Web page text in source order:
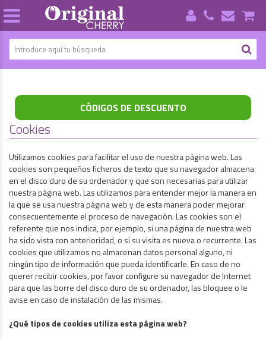
CÓDIGOS DE DESCUENTO
Cookies
Utilizamos cookies para facilitar el uso de nuestra página web. Las
cookies son pequeños ficheros de texto que su navegador almacena
en el disco duro de su ordenador y que son necesarias para utilizar
nuestra página web. Las utilizamos para entender mejor la manera en
la que se usa nuestra página web y de esta manera poder mejorar
consecuentemente el proceso de navegación. Las cookies son el
referente que nos indica, por ejemplo, si una página de nuestra web
ha sido vista con anterioridad, o si su visita es nueva o recurrente. Las
cookies que utilizamos no almacenan datos personal alguno, ni
ningún tipo de información que pueda identificarle. En caso de no
querer recibir cookies, por favor configure su navegador de Internet
para que las borre del disco duro de su ordenador, las bloquee o le
avise en caso de instalación de las mismas.
¿Qué tipos de cookies utiliza esta página web?